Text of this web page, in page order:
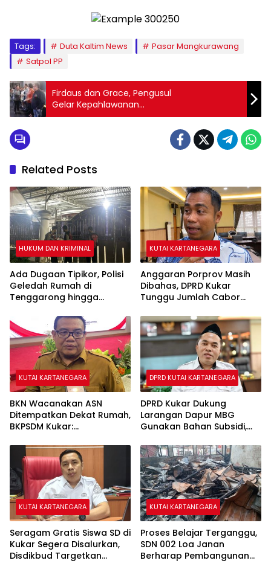
Tags: Duta Kaltim News
Pasar Mangkurawang
Satpol PP
Firdaus dan Grace, Pengusul
Gelar Kepahlawanan
Mendapat Penghargaan
Related Posts
HUKUM DAN KRIMINAL
Ada Dugaan Tipikor, Polisi
Geledah Rumah di
Tenggarong hingga
KUTAI KARTANEGARA
Anggaran Porprov Masih
Dibahas, DPRD Kukar
Tunggu Jumlah Cabor
Paser
KUTAI KARTANEGARA
BKN Wacanakan ASN
Ditempatkan Dekat Rumah,
BKPSDM Kukar:
Kebutuhan Pelayanan
DPRD KUTAI KARTANEGARA
DPRD Kukar Dukung
Larangan Dapur MBG
Gunakan Bahan Subsidi,
Rampas Hak Masyarakat
KUTAI KARTANEGARA
Seragam Gratis Siswa SD di
Kukar Segera Disalurkan,
Disdikbud Targetkan
KUTAI KARTANEGARA
Proses Belajar Terganggu,
SDN 002 Loa Janan
Berharap Pembangunan